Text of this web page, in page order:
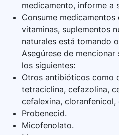
medicamento, informe a
Consume
vitaminas, suplementos
naturales está tomando
Asegúrese de
los siguientes:
Otros antibióticos como
tetraciclina, cefazolina,
cefalexina, cloranfenicol,
Probenecid.
Micofenolato.